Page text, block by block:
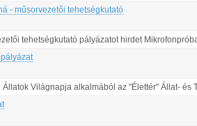
- műsorvezetői tehetségkutató
tehetségkutató pályázatot hirdet
Állatok Világnapja alkalmából az "Élettér" Állat- és